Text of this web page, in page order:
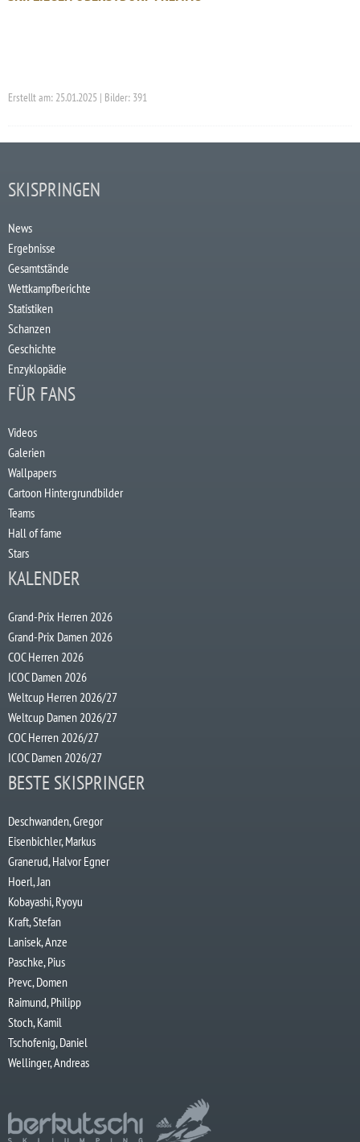
Erstellt am: 25.01.2025 | Bilder: 391
SKISPRINGEN
News
Ergebnisse
Gesamtstände
Wettkampfberichte
Statistiken
Schanzen
Geschichte
Enzyklopädie
FÜR FANS
Videos
Galerien
Wallpapers
Cartoon Hintergrundbilder
Teams
Hall of fame
Stars
KALENDER
Grand-Prix Herren 2026
Grand-Prix Damen 2026
COC Herren 2026
ICOC Damen 2026
Weltcup Herren 2026/27
Weltcup Damen 2026/27
COC Herren 2026/27
ICOC Damen 2026/27
BESTE SKISPRINGER
Deschwanden, Gregor
Eisenbichler, Markus
Granerud, Halvor Egner
Hoerl, Jan
Kobayashi, Ryoyu
Kraft, Stefan
Lanisek, Anze
Paschke, Pius
Prevc, Domen
Raimund, Philipp
Stoch, Kamil
Tschofenig, Daniel
Wellinger, Andreas